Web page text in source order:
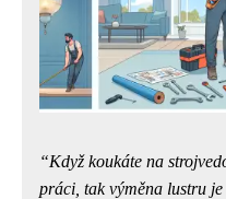
Když koukáte na
práci, tak výměna lustru